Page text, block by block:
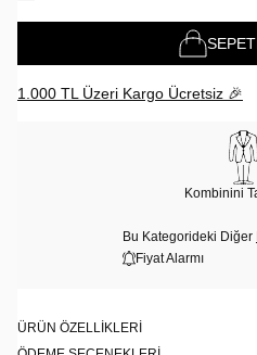
1.000 TL Üzeri Kargo Ücretsiz 🎉
Kombinini
Bu Kategorideki Diğer
Fiyat Alarmı
ÜRÜN ÖZELLIKLERI